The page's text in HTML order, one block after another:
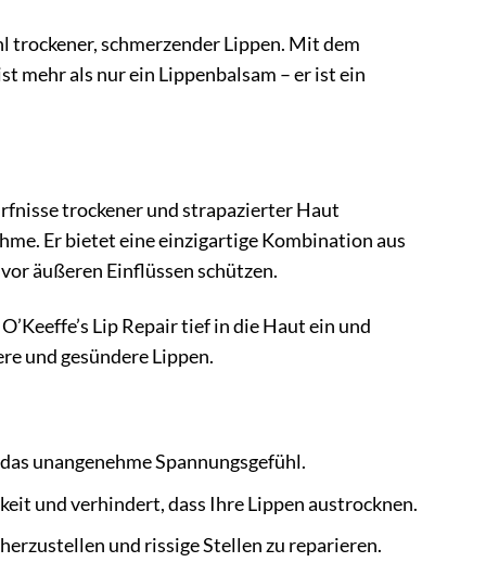
trockener, schmerzender Lippen. Mit dem
mehr als nur ein Lippenbalsam – er ist ein
trockener und strapazierter Haut
Er bietet eine einzigartige Kombination aus
äußeren Einflüssen schützen.
Lip Repair tief in die Haut ein und
und gesündere Lippen.
unangenehme Spannungsgefühl.
und verhindert, dass Ihre Lippen austrocknen.
und rissige Stellen zu reparieren.